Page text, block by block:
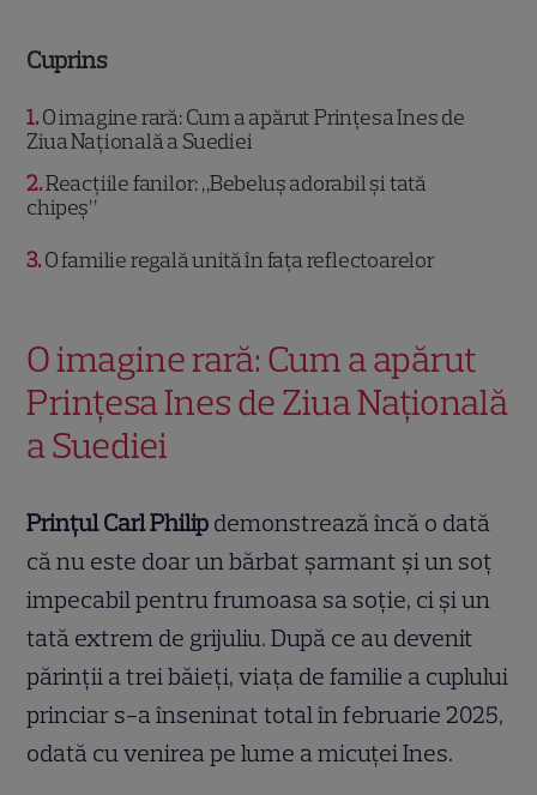
Cuprins
1 O imagine rară: Cum a apărut Prințesa Ines de
Ziua Națională a Suediei
2 Reacțiile fanilor: „Bebeluş adorabil şi tată
chipeş”
3 O familie regală unită în fața reflectoarelor
O imagine rară: Cum a apărut
Prințesa Ines de Ziua Națională
a Suediei
Prințul Carl Philip demonstrează încă o dată
că nu este doar un bărbat șarmant și un soț
impecabil pentru frumoasa sa soție, ci și un
tată extrem de grijuliu. După ce au devenit
părinții a trei băieți, viața de familie a cuplului
princiar s-a înseninat total în februarie 2025,
odată cu venirea pe lume a micuței Ines.